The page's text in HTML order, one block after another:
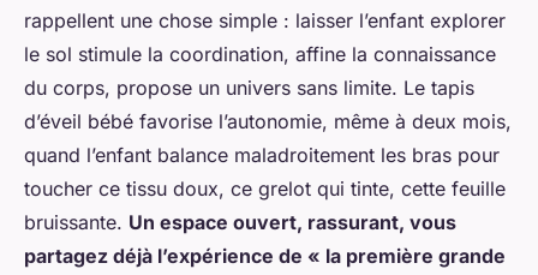
rappellent une chose simple : laisser l’enfant explorer
le sol stimule la coordination, affine la connaissance
du corps, propose un univers sans limite. Le tapis
d’éveil bébé favorise l’autonomie, même à deux mois,
quand l’enfant balance maladroitement les bras pour
toucher ce tissu doux, ce grelot qui tinte, cette feuille
bruissante. Un espace ouvert, rassurant, vous
partagez déjà l’expérience de « la première grande